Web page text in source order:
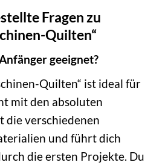
Fragen zu
Quilten“
geeignet?
Quilten“ ist ideal für
mit den absoluten
die verschiedenen
und führt dich
die ersten Projekte. Du